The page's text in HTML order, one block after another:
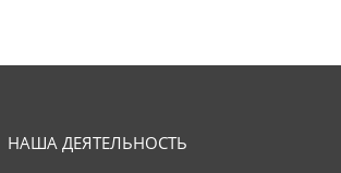
НАША ДЕЯТЕЛЬНОСТЬ